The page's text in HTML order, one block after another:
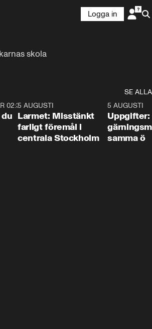
Logga in
skola
SE ALLA
1:06
02:30 0:35
5 AUGUSTI
Larmet: Misstänkt
farligt föremål i
centrala Stockholm
5 AUGUSTI
Uppgifter:
samma ö